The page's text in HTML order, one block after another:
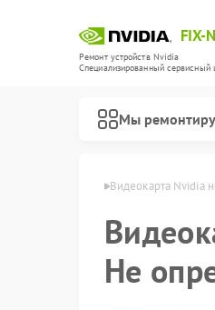
FIX-
Ремонт устройств Nvidia
Специализированный cервисный
Мы
Видеокарта Nvidia
Не